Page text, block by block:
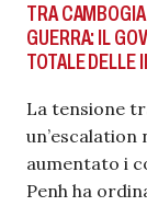
TRA
GUERRA: IL
TOTALE DELLE
La tensione
un’escalation
aumentato i
Penh ha